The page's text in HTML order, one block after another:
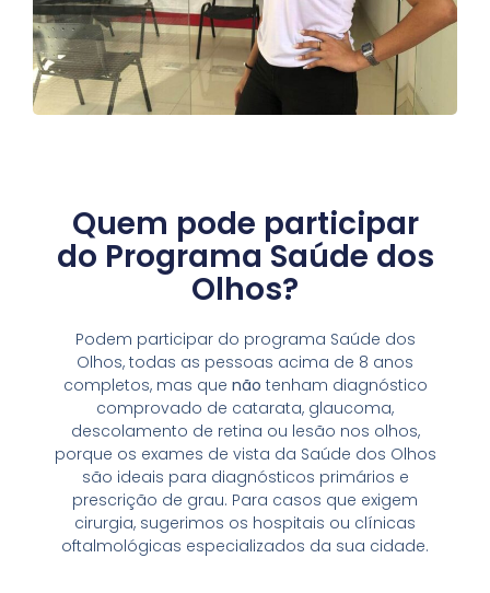
Quem pode participar
do Programa Saúde dos
Olhos?
Podem participar do programa Saúde dos
Olhos, todas as pessoas acima de 8 anos
completos, mas que não tenham diagnóstico
comprovado de catarata, glaucoma,
descolamento de retina ou lesão nos olhos,
porque os exames de vista da Saúde dos Olhos
são ideais para diagnósticos primários e
prescrição de grau. Para casos que exigem
cirurgia, sugerimos os hospitais ou clínicas
oftalmológicas especializados da sua cidade.